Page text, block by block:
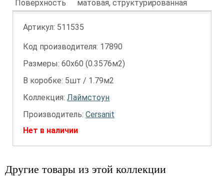
Поверхность матовая, структурированная
Артикул: 511535
Код производителя: 17890
Размеры: 60х60 (0.3576м2)
В коробке: 5шт / 1.79м2
Коллекция: Лаймстоун
Производитель: Cersanit
Нет в наличии
Другие товары из этой коллекции